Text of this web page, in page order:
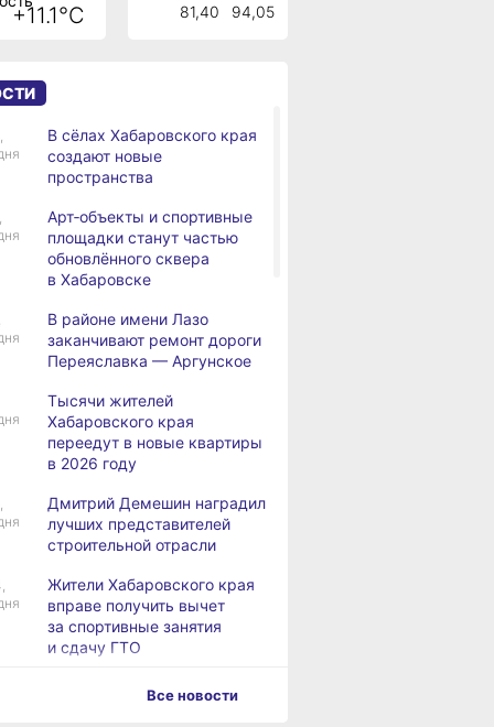
+11.1°C 81,40 94,05
В сёлах Хабаровского края
создают новые
пространства
Арт‑объекты и спортивные
площадки станут частью
обновлённого сквера
в Хабаровске
В районе имени Лазо
заканчивают ремонт дороги
Переяславка — Аргунское
Тысячи жителей
Хабаровского края
переедут в новые квартиры
в 2026 году
Дмитрий Демешин наградил
лучших представителей
строительной отрасли
Жители Хабаровского края
вправе получить вычет
за спортивные занятия
и сдачу ГТО
В Хабаровске уровень
Все новости